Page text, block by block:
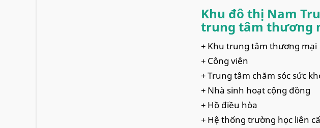
Khu đô thị Nam
trung tâm thương
+ Khu trung tâm thương mại
+ Công viên
+ Trung tâm chăm sóc sức
+ Nhà sinh hoạt cộng đồng
+ Hồ điều hòa
+ Hệ thống trường học liên